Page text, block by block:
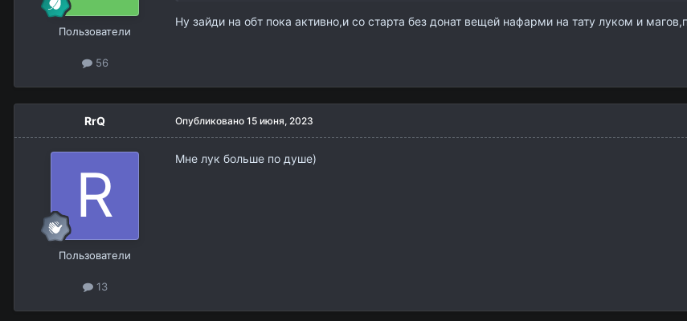
Пользователи
56
Ну зайди на обт пока активно,и со старта без донат вещей нафарми на тату луком и
RrQ
Пользователи
13
Опубликовано 15 июня, 2023
Мне лук больше по душе)